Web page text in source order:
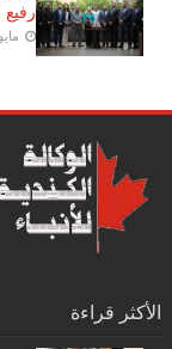
رفيع
مايو 24, 2023
الأكثر قراءة